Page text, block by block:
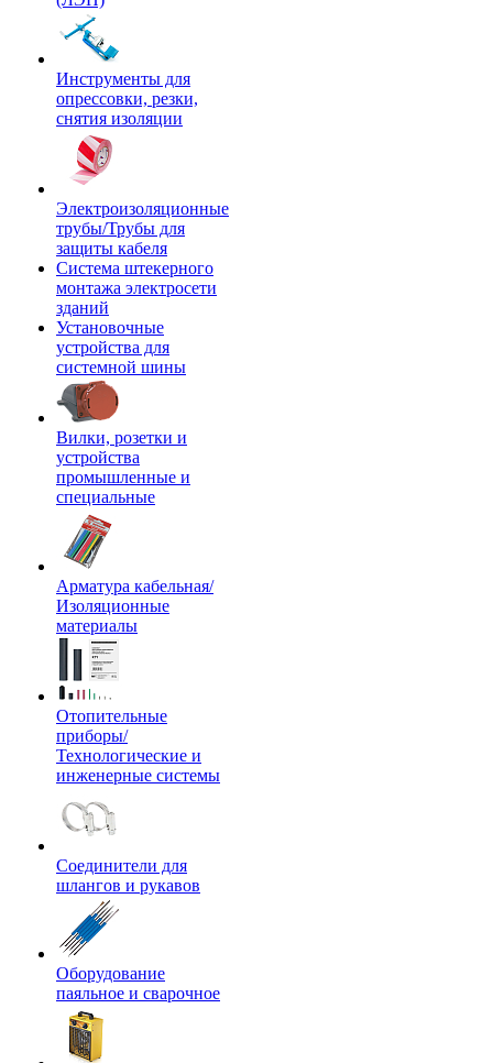
Инструменты для
опрессовки, резки,
снятия изоляции
Электроизоляционные
трубы/Трубы для
защиты кабеля
Система штекерного
монтажа электросети
зданий
Установочные
устройства для
системной шины
Вилки, розетки и
устройства
промышленные и
специальные
Арматура кабельная/
Изоляционные
материалы
Отопительные
приборы/
Технологические и
инженерные системы
Соединители для
шлангов и рукавов
Оборудование
паяльное и сварочное